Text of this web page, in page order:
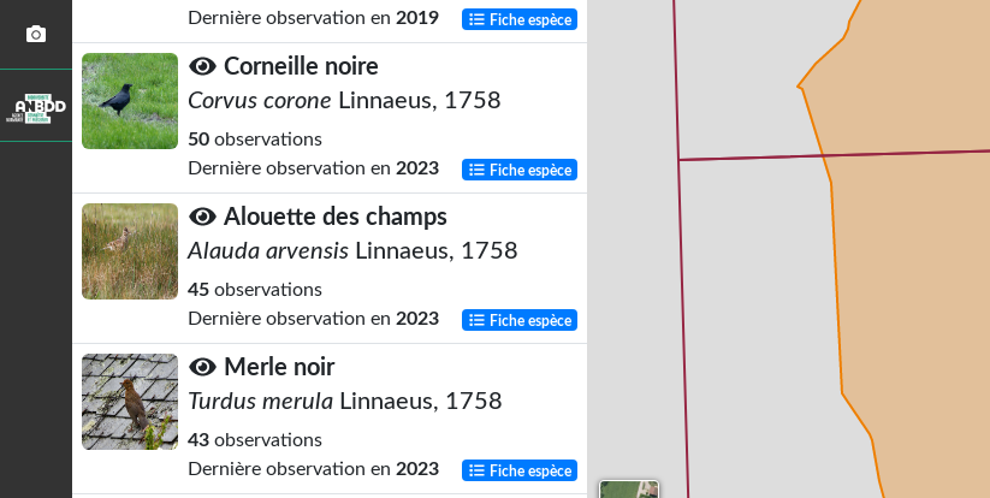
Dernière observation en 2019 Fiche espèce
Corneille noire
Corvus corone Linnaeus, 1758
50 observations
Dernière observation en 2023 Fiche espèce
Alouette des champs
Alauda arvensis Linnaeus, 1758
45 observations
Dernière observation en 2023 Fiche espèce
Merle noir
Turdus merula Linnaeus, 1758
43 observations
Dernière observation en 2023 Fiche espèce